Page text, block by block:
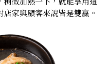
家與顧客來說皆是雙贏。